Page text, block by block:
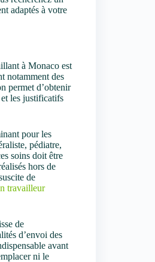
adaptés à votre
à Monaco est
notamment des
permet d’obtenir
et les justificatifs
pour les
pédiatre,
soins doit être
hors de
de
travailleur
de
d’envoi des
avant
ni le